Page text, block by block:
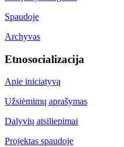
Spaudoje
Archyvas
Etnosocializacija
Apie iniciatyvą
Užsiėmimų aprašymas
Dalyvių atsiliepimai
Projektas spaudoje